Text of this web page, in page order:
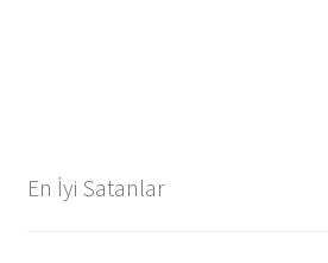
En İyi Satanlar